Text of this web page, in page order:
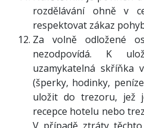
rozdělávání ohně v
respektovat zákaz
Za volně odložené
nezodpovídá. K
uzamykatelná skříňka
(šperky, hodinky,
uložit do trezoru, jež
recepce hotelu nebo